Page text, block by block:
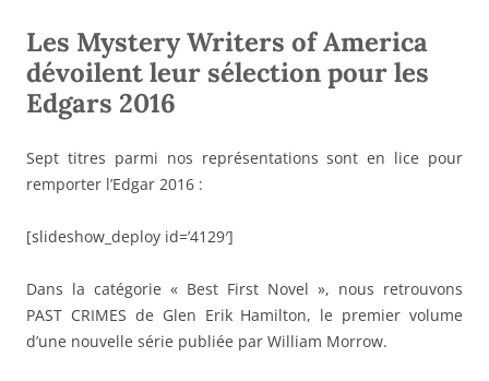
Les Mystery Writers of America
dévoilent leur sélection pour les
Edgars 2016
Sept titres parmi nos représentations sont en lice pour
remporter l’Edgar 2016 :
[slideshow_deploy id=’4129′]
Dans la catégorie « Best First Novel », nous retrouvons
PAST CRIMES de Glen Erik Hamilton, le premier volume
d’une nouvelle série publiée par William Morrow.